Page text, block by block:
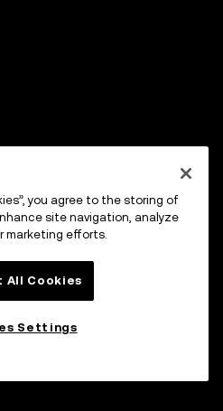
you agree to the storing of
site navigation, analyze
marketing efforts.
All Cookies
Settings